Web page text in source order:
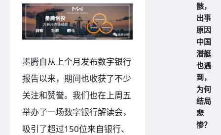
墨腾自从上个月发布数字银行
报告以来，期间也收获了不少
关注和赞誉。我们也在上周五
举办了一场数字银行解读会，
吸引了超过150位来自银行、
骸，
出事
原因
中国
潜艇
也遇
到，
为何
结局
悲
惨？